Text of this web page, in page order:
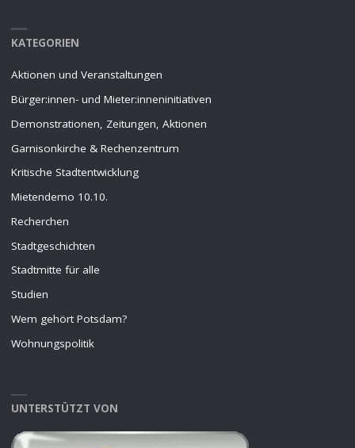
KATEGORIEN
Aktionen und Veranstaltungen
Bürger:innen- und Mieter:inneninitiativen
Demonstrationen, Zeitungen, Aktionen
Garnisonkirche & Rechenzentrum
Kritische Stadtentwicklung
Mietendemo 10.10.
Recherchen
Stadtgeschichten
Stadtmitte für alle
Studien
Wem gehört Potsdam?
Wohnungspolitik
UNTERSTÜTZT VON